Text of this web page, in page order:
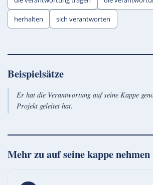
herhalten sich verantworten
Beispielsätze
Er hat die Verantwortung auf seine Kappe
Projekt geleitet hat.
Mehr zuauf seine kappe nehmen